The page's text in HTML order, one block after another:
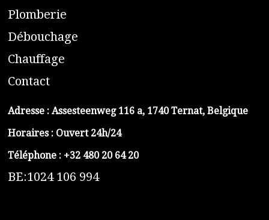
​Plomberie
Débouchage
Chauffage
Contact
Adresse : Assesteenweg 116 a, 1740 Ternat, Belgique
Horaires : Ouvert 24h/24
Téléphone : +32 480 20 64 20
BE:1024 106 994